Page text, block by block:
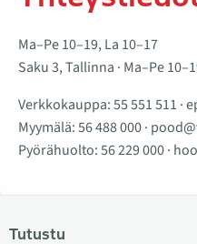
Ma–Pe 10–19, La 10–17
Saku 3, Tallinna · Ma–Pe
Verkkokauppa:55 551 511 ·
Myymälä:56 488 000·
Pyörähuolto:56 229 000·
Tutustu